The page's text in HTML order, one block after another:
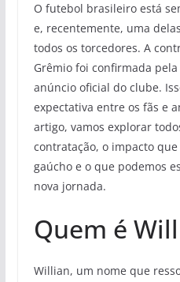
O futebol brasileiro está
e, recentemente, uma
todos os torcedores. A
Grêmio foi confirmada pela
anúncio oficial do clube.
expectativa entre os fãs e
artigo, vamos explorar
contratação, o impacto
gaúcho e o que podemos
nova jornada.
Quem é
Willian, um nome que